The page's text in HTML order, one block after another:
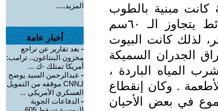
كانت مبنية بالطوب
اللَبِنٔ (الأخضر) ، وكان سُمك الحوائط يتجاوز الـ ٦٠سم
سقف الغرفة يتجاوز الـ ٤ متر، لذلك كانت البيوت
الجدران السميكة
المياه الباردة ،
. وكان إنقطاع
في بعض الأحيان
المزيد.....
أخبار عامة
- بعد تقارير عن تراجع
مخزون البنتاغون.. ترامب:
أمريكا تمتلك -ك ...
- عبدالرحمن السيد يوضح
لـCNN موقفه من التمويل
العسكري الأمريكي ...
- الدفاعات الجوية